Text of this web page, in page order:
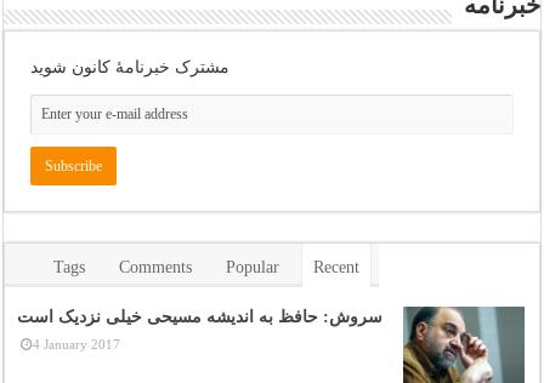
خبرنامه
مشترک خبرنامهٔ کانون شوید
Recent
Popular
Comments
Tags
سروش: حافظ به اندیشه مسیحی خیلی نزدیک است
4 January 2017